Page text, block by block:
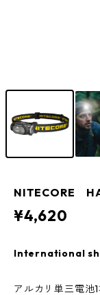
NITECORE
¥4,620
International
アルカリ単三電池